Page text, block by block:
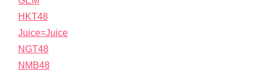
HKT48
Juice=Juice
NGT48
NMB48